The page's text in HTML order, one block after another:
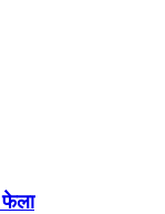
फेला